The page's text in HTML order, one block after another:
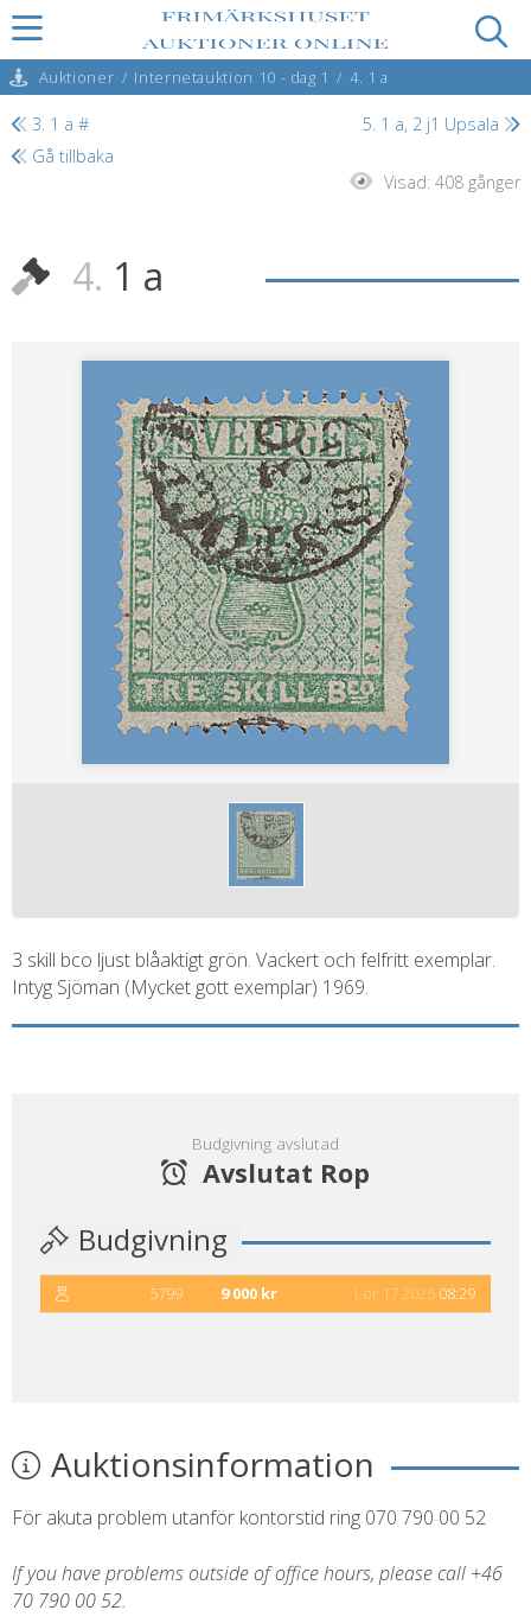
Auktioner / Internetauktion 10 - dag 1 / 4. 1 a
3. 1 a #
5. 1 a, 2 j1 Upsala
Gå tillbaka
Visad: 408 gånger
4. 1 a
3 skill bco ljust blåaktigt grön. Vackert och felfritt exemplar.
Intyg Sjöman (Mycket gott exemplar) 1969.
Budgivning avslutad
Avslutat Rop
Budgivning
5799 9 000 kr Lör 17 2025 08:29
Auktionsinformation
För akuta problem utanför kontorstid ring 070 790 00 52
If you have problems outside of office hours, please call +46
70 790 00 52.